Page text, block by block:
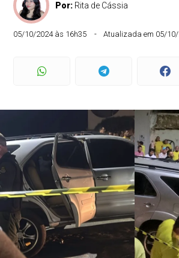
Por: Rita de Cássia
05/10/2024 às 16h35 Atualizada em 05/